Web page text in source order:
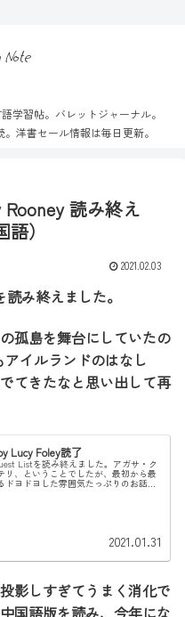
学習帖。バレットジャーナル。
洋書セール情報は毎日更新。
読み終え
）
2021.02.03
み終えました。
孤島を舞台にしていたの
イルランドのはなし
てきたなと思い出して再
Lucy Foley読了
Listを読み終えました。アガサ・ク
リ、ということでしたが、最初から最
ドヨドヨした雰囲気たっぷりのお話で
2021.01.31
影しすぎてうまく消化で